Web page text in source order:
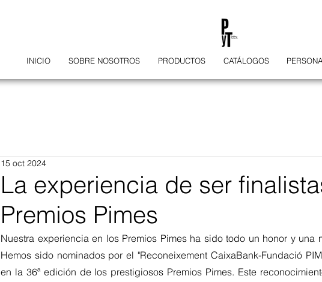
INICIO SOBRE NOSOTROS PRODUCTOS CATÁLOGOS
La experiencia de ser
Premios Pimes
15 oct 2024
Nuestra experiencia en los Premios Pimes ha sido todo un honor y una
Hemos sido nominados por el "Reconeixement CaixaBank-Fundació
en la 36ª edición de los prestigiosos Premios Pimes. Este